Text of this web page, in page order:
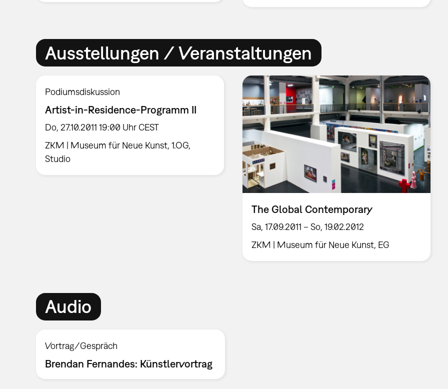
Ausstellungen / Veranstaltungen
Podiumsdiskussion
Artist-in-Residence-Programm II
Do, 27.10.2011 19:00 Uhr CEST
ZKM | Museum für Neue Kunst, 1.OG,
Studio
The Global Contemporary
Sa, 17.09.2011 – So, 19.02.2012
ZKM | Museum für Neue Kunst, EG
Audio
Vortrag/Gespräch
Brendan Fernandes: Künstlervortrag